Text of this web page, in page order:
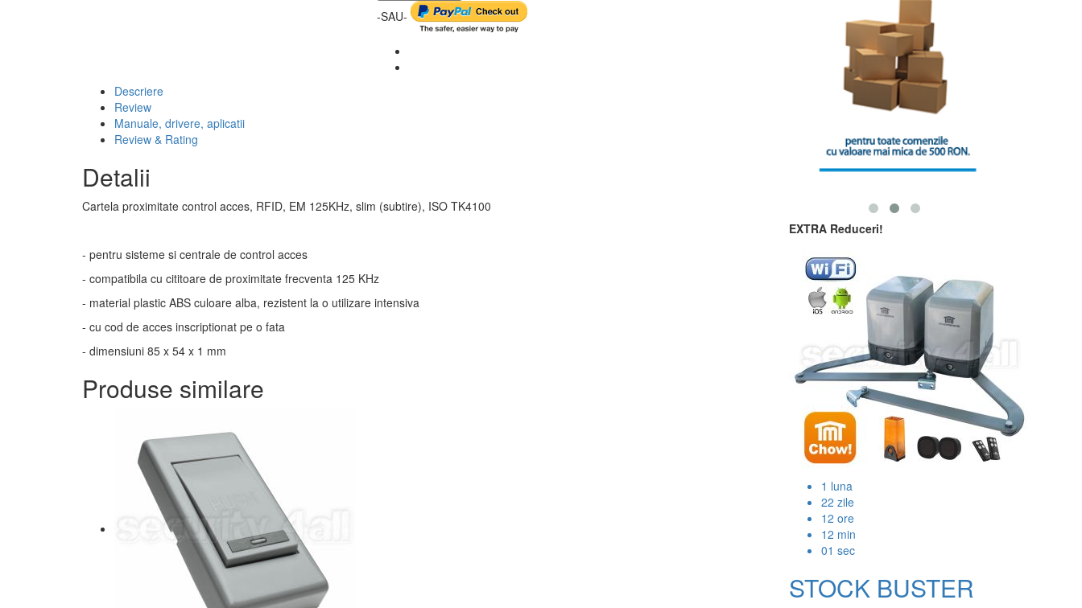
-SAU-
Descriere
Review
Manuale, drivere, aplicatii
Review & Rating
Detalii
Cartela proximitate control acces, RFID, EM 125KHz, slim (subtire), ISO TK4100
- pentru sisteme si centrale de control acces
- compatibila cu cititoare de proximitate frecventa 125 KHz
- material plastic ABS culoare alba, rezistent la o utilizare intensiva
- cu cod de acces inscriptionat pe o fata
- dimensiuni 85 x 54 x 1 mm
Produse similare
EXTRA Reduceri!
1 luna
22 zile
12 ore
12 min
00 sec
STOCK BUSTER